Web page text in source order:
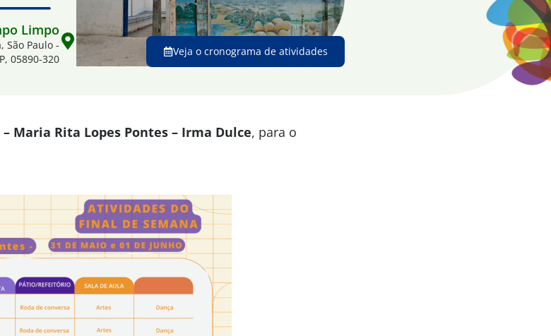
Limpo
São Paulo -
05890-320
Veja o cronograma de atividades
– Maria Rita Lopes Pontes – Irma Dulce, para o